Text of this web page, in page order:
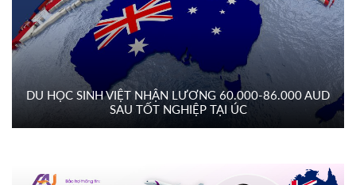
DU HỌC SINH VIỆT NHẬN LƯƠNG 60.000-86.000 AUD
SAU TỐT NGHIỆP TẠI ÚC